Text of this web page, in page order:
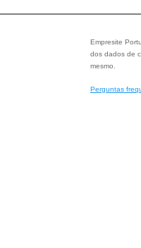
Empresite
dos dados de
mesmo.
Perguntas